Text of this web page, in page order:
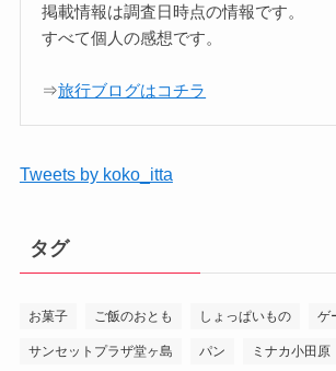
掲載情報は調査日時点の情報です。
すべて個人の感想です。
⇒旅行ブログはコチラ
Tweets by koko_itta
タグ
お菓子 ご飯のおとも しょっぱいもの ゲ
サンセットプラザ堂ヶ島 パン ミナカ小田原